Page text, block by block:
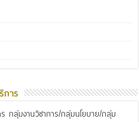
การ
กลุ่มงานวิชาการ/กลุ่มนโยบาย/กลุ่ม